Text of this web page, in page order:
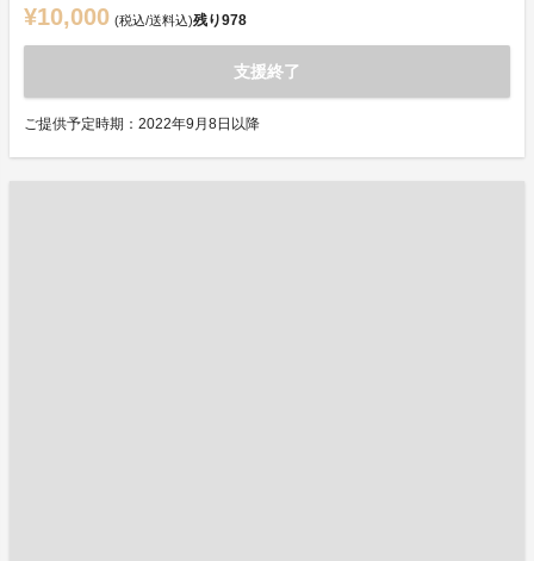
¥10,000 (税込/送料込)残り978
支援終了
ご提供予定時期：2022年9月8日以降